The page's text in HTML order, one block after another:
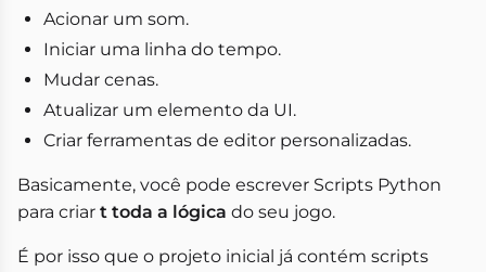
Acionar um som.
Iniciar uma linha do tempo.
Mudar cenas.
Atualizar um elemento da UI.
Criar ferramentas de editor personalizadas.
Basicamente, você pode escrever Scripts Python
para criar t toda a lógica do seu jogo.
É por isso que o projeto inicial já contém scripts